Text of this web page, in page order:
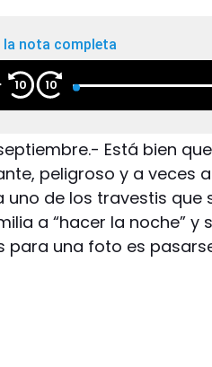
la nota completa
10 10
Está bien
peligroso y a veces
uno de los travestis que
a “hacer la noche” y
para una foto es